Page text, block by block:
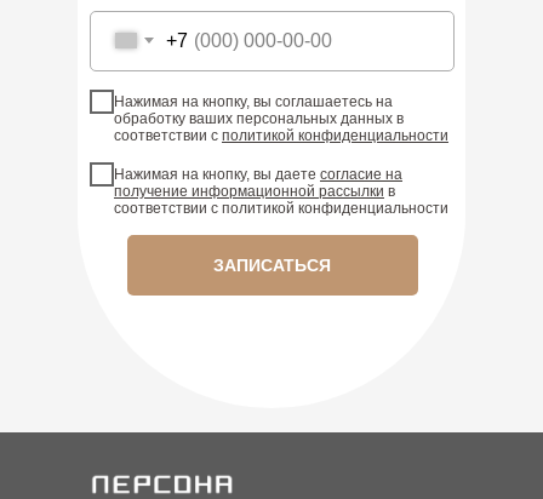
+7
Нажимая на кнопку, вы соглашаетесь на
обработку ваших персональных данных в
соответствии с политикой конфиденциальности
Нажимая на кнопку, вы даете согласие на
получение информационной рассылки в
соответствии с политикой конфиденциальности
ЗАПИСАТЬСЯ